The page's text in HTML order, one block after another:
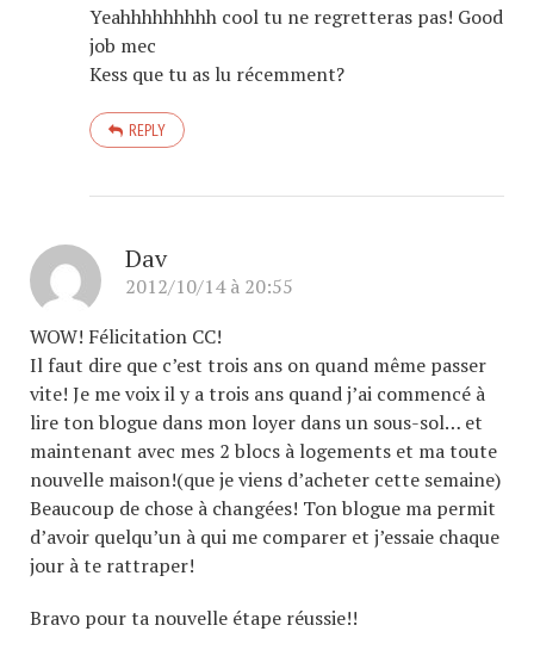
Yeahhhhhhhhh cool tu ne regretteras pas! Good
job mec
Kess que tu as lu récemment?
REPLY
Dav
2012/10/14 à 20:55
WOW! Félicitation CC!
Il faut dire que c’est trois ans on quand même passer
vite! Je me voix il y a trois ans quand j’ai commencé à
lire ton blogue dans mon loyer dans un sous-sol… et
maintenant avec mes 2 blocs à logements et ma toute
nouvelle maison!(que je viens d’acheter cette semaine)
Beaucoup de chose à changées! Ton blogue ma permit
d’avoir quelqu’un à qui me comparer et j’essaie chaque
jour à te rattraper!
Bravo pour ta nouvelle étape réussie!!